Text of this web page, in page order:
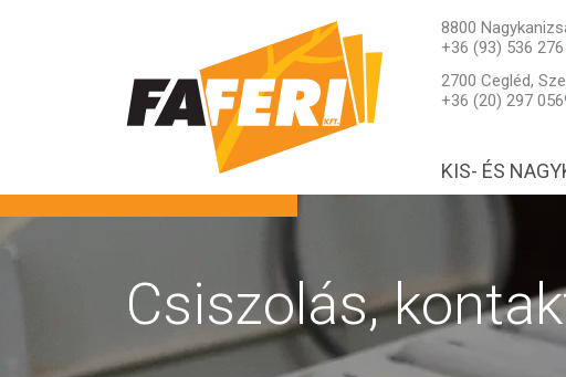
8800
+36 (93) 536 276
2700 Cegléd,
+36 (20) 297
KIS- ÉS
Csiszolás,